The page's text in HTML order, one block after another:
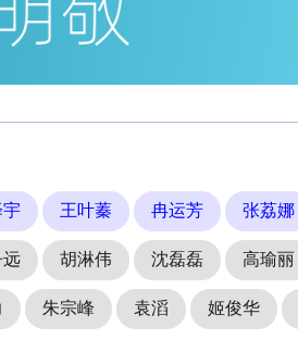
宇 王叶蓁 冉运芳 张荔娜
远 胡淋伟 沈磊磊 高瑜丽
朱宗峰 袁滔 姬俊华